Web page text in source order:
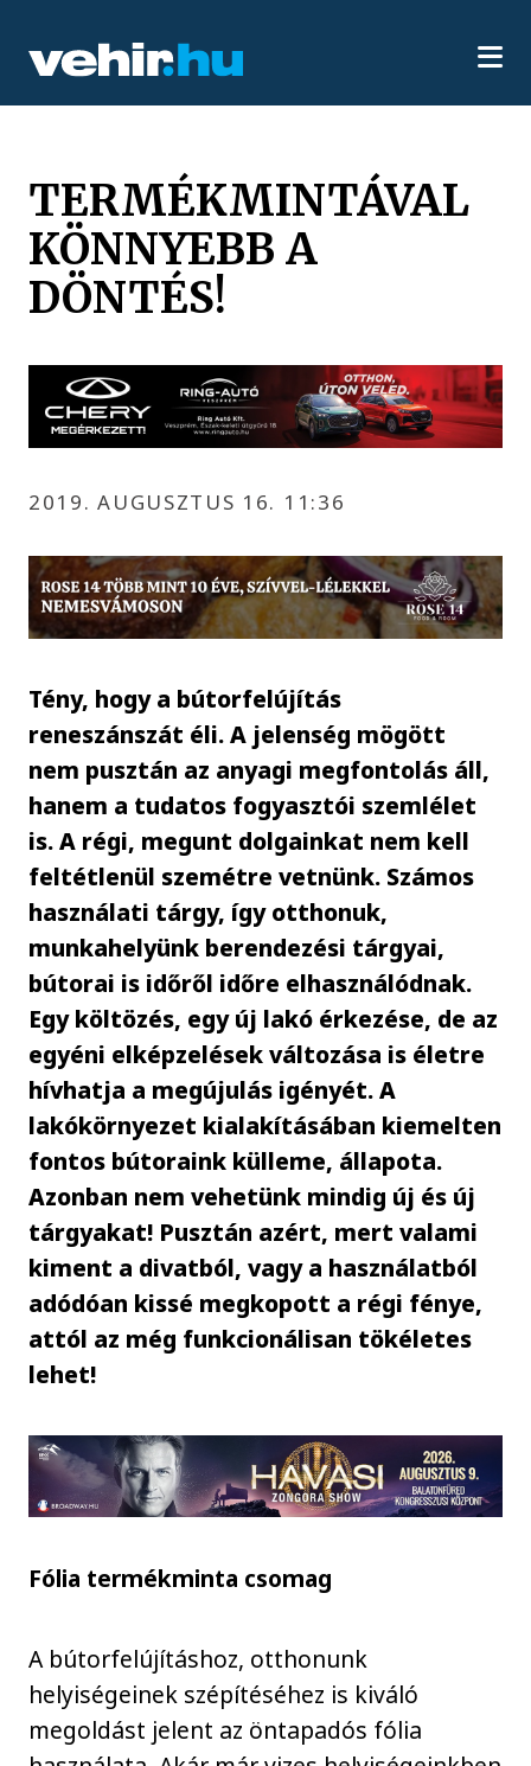
TERMÉKMINTÁVAL
KÖNNYEBB A
DÖNTÉS!
2019. AUGUSZTUS 16. 11:36
Tény, hogy a bútorfelújítás
reneszánszát éli. A jelenség mögött
nem pusztán az anyagi megfontolás áll,
hanem a tudatos fogyasztói szemlélet
is. A régi, megunt dolgainkat nem kell
feltétlenül szemétre vetnünk. Számos
használati tárgy, így otthonuk,
munkahelyünk berendezési tárgyai,
bútorai is időről időre elhasználódnak.
Egy költözés, egy új lakó érkezése, de az
egyéni elképzelések változása is életre
hívhatja a megújulás igényét. A
lakókörnyezet kialakításában kiemelten
fontos bútoraink külleme, állapota.
Azonban nem vehetünk mindig új és új
tárgyakat! Pusztán azért, mert valami
kiment a divatból, vagy a használatból
adódóan kissé megkopott a régi fénye,
attól az még funkcionálisan tökéletes
lehet!
Fólia termékminta csomag
A bútorfelújításhoz, otthonunk
helyiségeinek szépítéséhez is kiváló
megoldást jelent az öntapadós fólia